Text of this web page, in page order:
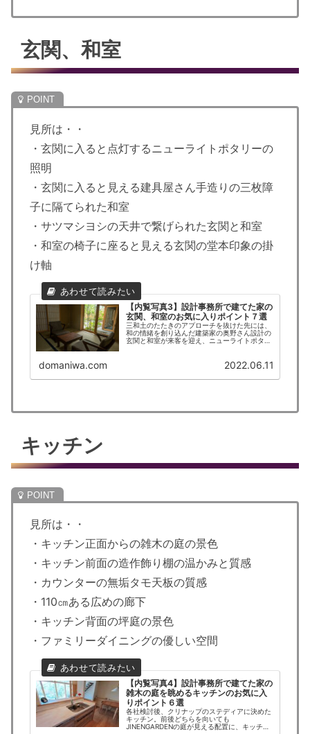
玄関、和室
見所は・・
・玄関に入ると点灯するニューライトポタリーの
照明
・玄関に入ると見える建具屋さん手造りの三枚障
子に隔てられた和室
・サツマシヨシの天井で繋げられた玄関と和室
・和室の椅子に座ると見える玄関の堂本印象の掛
け軸
【内覧写真3】設計事務所で建てた家の
玄関、和室のお気に入りポイント７選
三和土のたたきのアプローチを抜けた先には、
和の情緒を創り込んだ建築家の奥野さん設計の
玄関と和室が来客を迎え、ニューライトポタリ
domaniwa.com 2022.06.11
キッチン
見所は・・
・キッチン正面からの雑木の庭の景色
・キッチン前面の造作飾り棚の温かみと質感
・カウンターの無垢タモ天板の質感
・110㎝ある広めの廊下
・キッチン背面の坪庭の景色
・ファミリーダイニングの優しい空間
【内覧写真4】設計事務所で建てた家の
雑木の庭を眺めるキッチンのお気に入
りポイント６選
各社検討後、クリナップのステディアに決めた
キッチン。前後どちらを向いても
JINENGARDENの庭が見える配置に、キッチン